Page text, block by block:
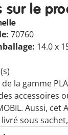
sur le
70760
14.0 x
la gamme
accessoires
Aussi, cet
sous